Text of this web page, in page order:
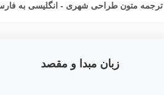
متون طراحی شهری - انگلیسی به
زبان مبدا و مقصد